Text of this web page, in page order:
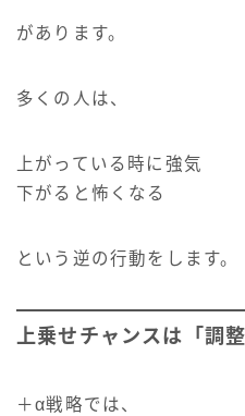
があります。
多くの人は、
上がっている時に強気
下がると怖くなる
という逆の行動をします。
上乗せチャンスは「調整
＋α戦略では、